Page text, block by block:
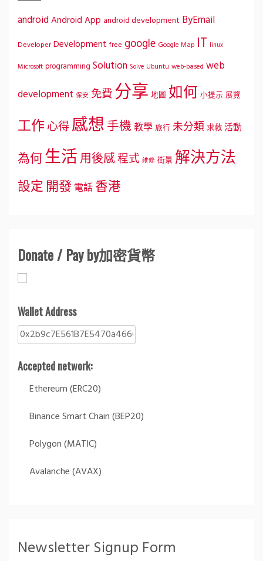
android Android App android development ByEmail
Developer Development free google Google Map IT linux
Microsoft programming Solution Solve Ubuntu web-based web
development 保安 免費分享 地圖 如何 小提示 展覽
工作心得感想手機教學 旅行 未分類求救活動
為何生活用後感程式 維修 街景 解決方法
設定 開發電話香港
Donate / Pay by加密貨幣
Wallet Address
Accepted network:
Ethereum (ERC20)
Binance Smart Chain (BEP20)
Polygon (MATIC)
Avalanche (AVAX)
Newsletter Signup Form